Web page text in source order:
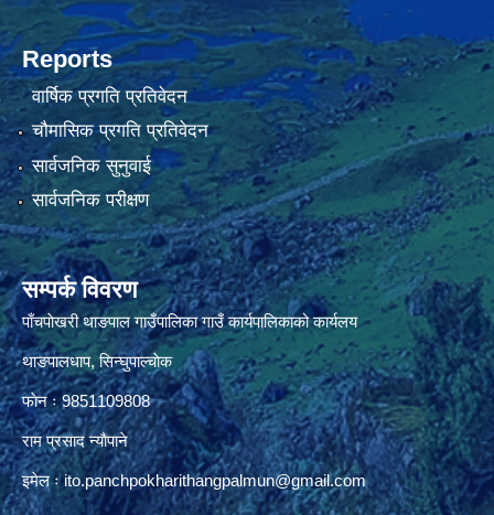
Reports
वार्षिक प्रगति प्रतिवेदन
चौमासिक प्रगति प्रतिवेदन
सार्वजनिक सुनुवाई
सार्वजनिक परीक्षण
सम्पर्क विवरण
पाँचपाेखरी थाङपाल गाउँपालिका गाउँ कार्यपालिकाको कार्यलय
थाङपालधाप, सिन्घुपाल्चाेक
फाेन ः 9851109808
राम प्रसाद न्याैपाने
इमेल ःito.panchpokharithangpalmun@gmail.com